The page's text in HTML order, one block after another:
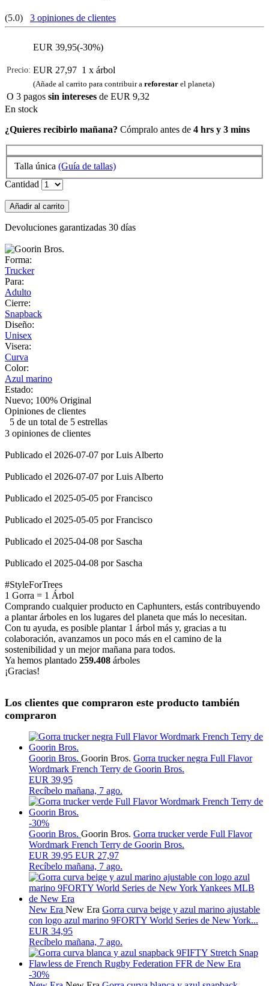
(5.0) 3 opiniones de clientes
EUR 39,95(-30%)
Precio: EUR 27,97 1 x árbol
(Añade al carrito para contribuir a reforestar el planeta)
O 3 pagos sin intereses de EUR 9,32
En stock
¿Quieres recibirlo mañana? Cómpralo antes de 4 hrs y 3 mins
Talla única (Guía de tallas)
Cantidad
Añadir al carrito
Devoluciones garantizadas 30 días
Forma:
Trucker
Para:
Adulto
Cierre:
Snapback
Diseño:
Unisex
Visera:
Curva
Color:
Azul marino
Estado:
Nuevo; 100% Original
Opiniones de clientes
5 de un total de 5 estrellas
3 opiniones de clientes
Publicado el 2026-07-07 por Luis Alberto
Publicado el 2026-07-07 por Luis Alberto
Publicado el 2025-05-05 por Francisco
Publicado el 2025-05-05 por Francisco
Publicado el 2025-04-08 por Sascha
Publicado el 2025-04-08 por Sascha
#StyleForTrees
1 Gorra = 1 Árbol
Comprando cualquier producto en Caphunters, estás contribuyendo
a plantar árboles en los lugares del planeta que más lo necesitan.
Con tu ayuda, es posible plantar 1 árbol más y, gracias a tu
colaboración, avanzamos un poco más en el camino de la
sostenibilidad y un mejor mañana para todos.
Ya hemos plantado 259.408 árboles
¡Gracias!
Los clientes que compraron este producto también
compraron
Goorin Bros. Goorin Bros. Gorra trucker negra Full Flavor
Wordmark French Terry de Goorin Bros.
EUR 39,95
Recíbelo mañana, 7 ago.
-30%
Goorin Bros. Goorin Bros. Gorra trucker verde Full Flavor
Wordmark French Terry de Goorin Bros.
EUR 39,95 EUR 27,97
Recíbelo mañana, 7 ago.
New Era New Era Gorra curva beige y azul marino ajustable
con logo azul marino 9FORTY World Series de New York...
EUR 34,95
Recíbelo mañana, 7 ago.
-30%